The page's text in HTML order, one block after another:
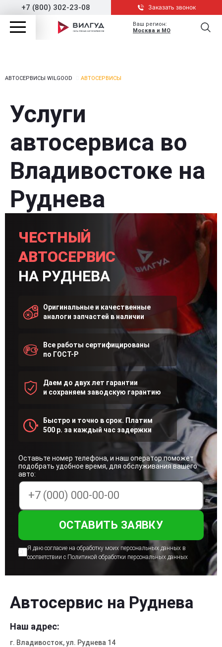
+7 (800) 302-23-08 Заказать звонок
Ваш регион:
Москва и МО
АВТОСЕРВИСЫ WILGOOD АВТОСЕРВИСЫ
Услуги
автосервиса во
Владивостоке на
Руднева
ЧЕСТНЫЙ
АВТОСЕРВИС
НА РУДНЕВА
Оригинальные и качественные
аналоги запчастей в наличии
Даем до двух лет гарантии
и сохраняем заводскую гарантию
Все работы сертифицированы
по ГОСТ-Р
Быстро и точно в срок. Платим
500 р. за каждый час задержки
Оставьте номер телефона, и наш оператор поможет
подобрать удобное время, для обслуживания вашего
авто:
Я даю согласие на обработку моих персональных данных в
соответствии с Политикой обработки персональных данных
Автосервис на Руднева
Наш адрес:
г. Владивосток, ул. Руднева 14